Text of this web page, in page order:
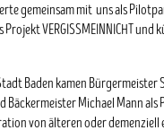
gemeinsam mit uns als
VERGISSMEINNICHT
Baden kamen
Michael Mann
von älteren oder demenziell